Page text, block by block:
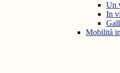
Un
In
Mobilità